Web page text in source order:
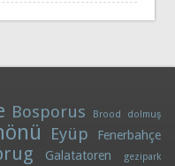
Bosporus Brood dolmuş
Eyüp Fenerbahçe
Galatatoren gezipark